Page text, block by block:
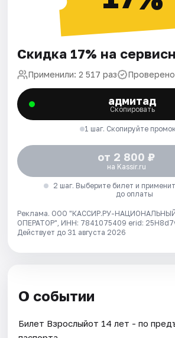
Скидка 17% на
Применили: 2 517 раз
адмитад
Скопировать
1 шаг. Скопируйте
от 2 800 ₽
на Kassir.ru
2 шаг. Выберите билет и
до оплаты
Реклама. ООО "КАССИР.РУ-
ОПЕРАТОР", ИНН: 7841075409 erid:
Действует до 31 августа 2026
О событии
Билет Взрослыйот 14 лет - по